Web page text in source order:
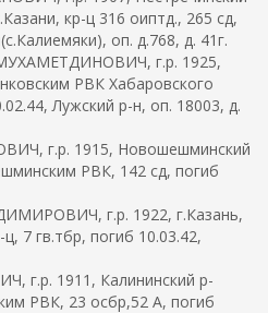
кр-ц 316 оиптд., 265 сд,
оп. д.768, д. 41г.
г.р. 1925,
РВК Хабаровского
Лужский р-н, оп. 18003, д.
г.р. 1915, Новошешминский
РВК, 142 сд, погиб
г.р. 1922, г.Казань,
7 гв.тбр, погиб 10.03.42,
1911, Калининский р-
РВК, 23 осбр,52 А, погиб